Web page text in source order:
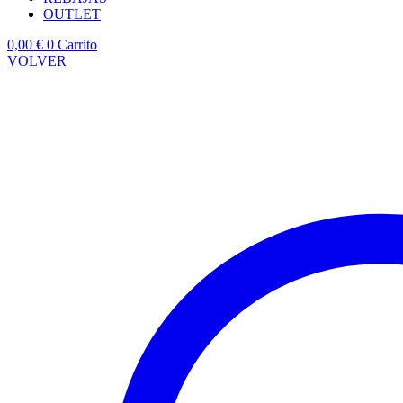
OUTLET
0,00 € 0 Carrito
VOLVER